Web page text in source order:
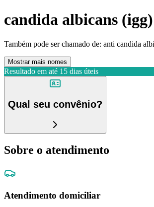
candida albicans (igg)
Também pode ser chamado de: anti candida
Mostrar mais nomes
Resultado em até 15 dias úteis
Qual seu convênio?
Sobre o atendimento
Atendimento domiciliar